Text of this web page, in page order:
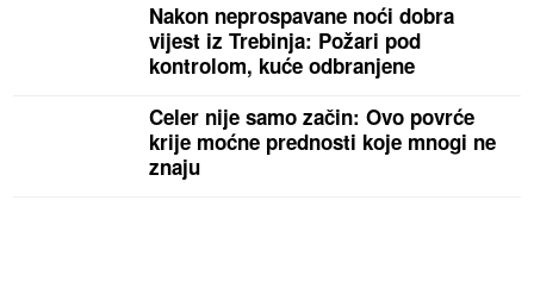
Nakon neprospavane noći dobra
vijest iz Trebinja: Požari pod
kontrolom, kuće odbranjene
Celer nije samo začin: Ovo povrće
krije moćne prednosti koje mnogi ne
znaju